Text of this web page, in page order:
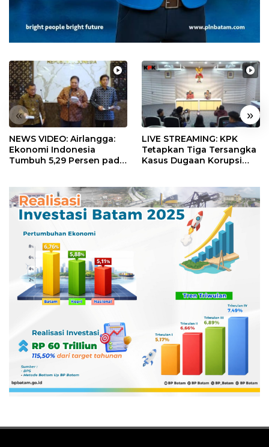
« »
NEWS VIDEO: Airlangga:
Ekonomi Indonesia
Tumbuh 5,29 Persen pada
LIVE STREAMING: KPK
Tetapkan Tiga Tersangka
Kasus Dugaan Korupsi